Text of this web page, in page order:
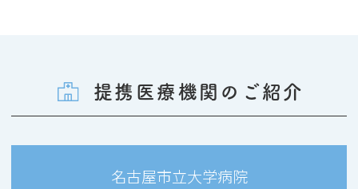
提携医療機関のご紹介
名古屋市立大学病院